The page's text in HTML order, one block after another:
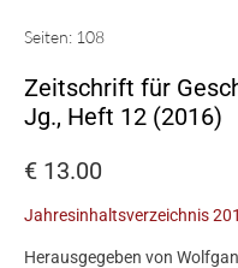
Seiten: 108
Zeitschrift für
Jg., Heft 12 (2016)
€ 13.00
Jahresinhaltsverzeichnis
Herausgegeben von